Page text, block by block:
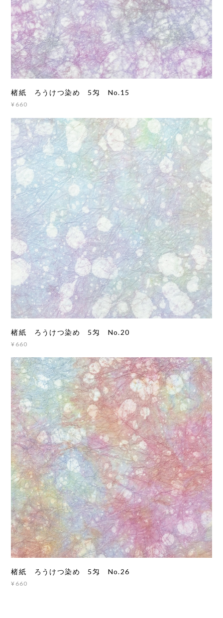
楮紙 ろうけつ染め 5匁 No.15
¥660
楮紙 ろうけつ染め 5匁 No.20
¥660
楮紙 ろうけつ染め 5匁 No.26
¥660